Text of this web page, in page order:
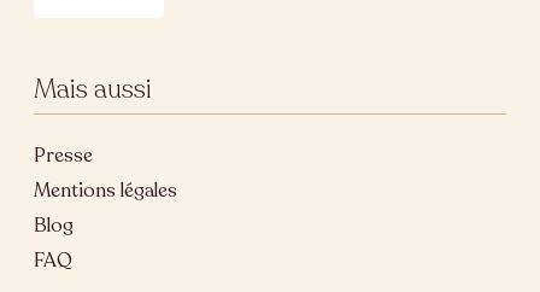
Mais aussi
Presse
Mentions légales
Blog
FAQ